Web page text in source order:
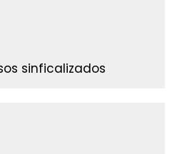
sinficalizados